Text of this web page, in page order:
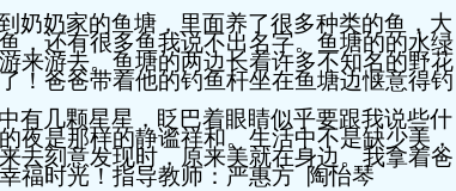
奶奶家的鱼塘，里面养了很多种类的鱼，大
，还有很多鱼我说不出名字。鱼塘的的水绿
来游去。鱼塘的两边长着许多不知名的野花
！爸爸带着他的钓鱼杆坐在鱼塘边惬意得钓
有几颗星星，眨巴着眼睛似乎要跟我说些什
夜是那样的静谧祥和。生活中不是缺少美，
去刻意发现时，原来美就在身边。我拿着爸
福时光！ 指导教师：严惠方 陶怡琴